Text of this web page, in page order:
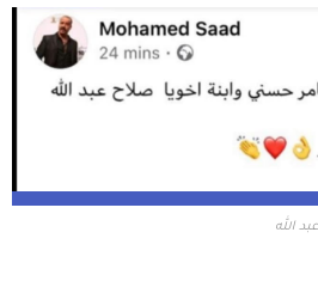
الله